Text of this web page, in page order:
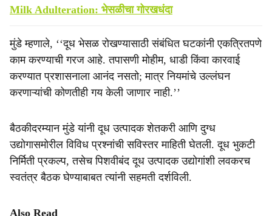
Milk Adulteration: भेसळीचा गोरखधंदा
मुंडे म्हणाले, ‘‘दूध भेसळ रोखण्यासाठी संबंधित घटकांनी एकत्रितपणे
काम करण्याची गरज आहे. तपासणी मोहीम, धाडी किंवा कारवाई
करण्यात प्रशासनाला आनंद नसतो; मात्र नियमांचे उल्लंघन
करणाऱ्यांची कोणतीही गय केली जाणार नाही.’’
बैठकीदरम्यान मुंडे यांनी दूध उत्पादक शेतकरी आणि दुग्ध
उद्योगासमोरील विविध प्रश्नांची सविस्तर माहिती घेतली. दूध भुकटी
निर्मिती प्रकल्प, तसेच पिशवीबंद दूध उत्पादक उद्योगांशी लवकरच
स्वतंत्र बैठक घेण्याबाबत त्यांनी सहमती दर्शविली.
Also Read